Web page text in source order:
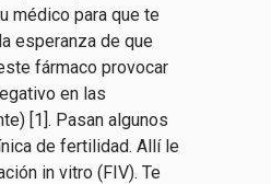
médico para que te
esperanza de que
fármaco provocar
en las
[1]. Pasan algunos
de fertilidad. Allí le
in vitro (FIV). Te